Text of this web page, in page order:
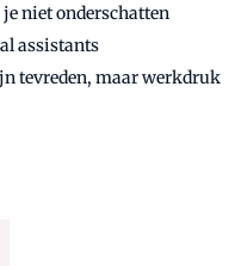
je niet onderschatten
assistants
tevreden, maar werkdruk